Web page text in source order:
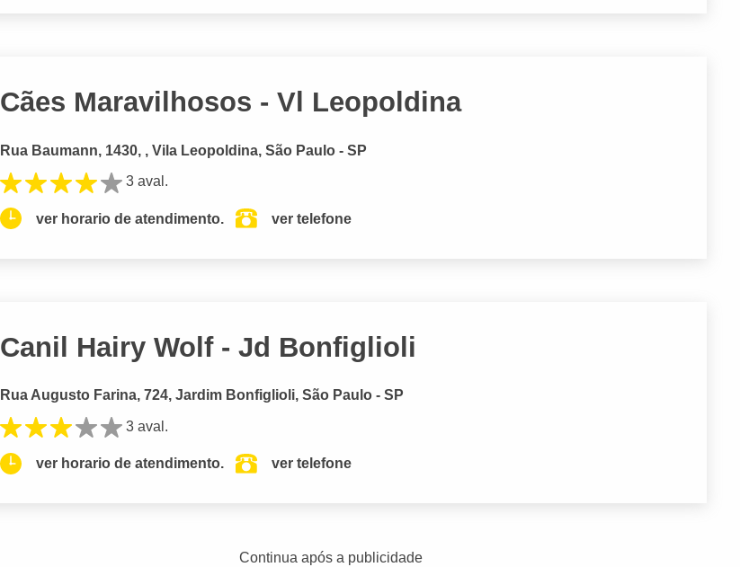
Cães Maravilhosos - Vl Leopoldina
Rua Baumann, 1430, , Vila Leopoldina, São Paulo - SP
3 aval.
ver horario de atendimento. ver telefone
Canil Hairy Wolf - Jd Bonfiglioli
Rua Augusto Farina, 724, Jardim Bonfiglioli, São Paulo - SP
3 aval.
ver horario de atendimento. ver telefone
Continua após a publicidade